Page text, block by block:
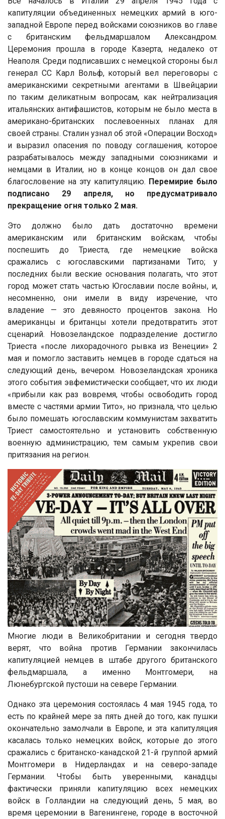
капитуляции объединенных немецких армий в юго-
западной Европе перед войсками союзников во главе
с британским фельдмаршалом Александром.
Церемония прошла в городе Казерта, недалеко от
Неаполя. Среди подписавших с немецкой стороны был
генерал СС Карл Вольф, который вел переговоры с
американскими секретными агентами в Швейцарии
по таким деликатным вопросам, как нейтрализация
итальянских антифашистов, которым не было места в
американо-британских послевоенных планах для
своей страны. Сталин узнал об этой «Операции Восход»
и выразил опасения по поводу соглашения, которое
разрабатывалось между западными союзниками и
немцами в Италии, но в конце концов он дал свое
благословение на эту капитуляцию. Перемирие было
подписано 29 апреля, но предусматривало
прекращение огня только 2 мая.
Это должно было дать достаточно времени
американским или британским войскам, чтобы
поспешить до Триеста, где немецкие войска
сражались с югославскими партизанами Тито; у
последних были веские основания полагать, что этот
город может стать частью Югославии после войны, и,
несомненно, они имели в виду изречение, что
владение — это девяносто процентов закона. Но
американцы и британцы хотели предотвратить этот
сценарий. Новозеландское подразделение достигло
Триеста «после лихорадочного рывка из Венеции» 2
мая и помогло заставить немцев в городе сдаться на
следующий день, вечером. Новозеландская хроника
этого события эвфемистически сообщает, что их люди
«прибыли как раз вовремя, чтобы освободить город
вместе с частями армии Тито», но признала, что целью
было помешать югославским коммунистам захватить
Триест самостоятельно и установить собственную
военную администрацию, тем самым укрепив свои
притязания на регион.
Многие люди в Великобритании и сегодня твердо
верят, что война против Германии закончилась
капитуляцией немцев в штабе другого британского
фельдмаршала, а именно Монтгомери, на
Люнебургской пустоши на севере Германии.
Однако эта церемония состоялась 4 мая 1945 года, то
есть по крайней мере за пять дней до того, как пушки
окончательно замолчали в Европе, и эта капитуляция
касалась только немецких войск, которые до этого
сражались с британско-канадской 21-й группой армий
Монтгомери в Нидерландах и на северо-западе
Германии. Чтобы быть уверенными, канадцы
фактически приняли капитуляцию всех немецких
войск в Голландии на следующий день, 5 мая, во
время церемонии в Вагенингене, городе в восточной